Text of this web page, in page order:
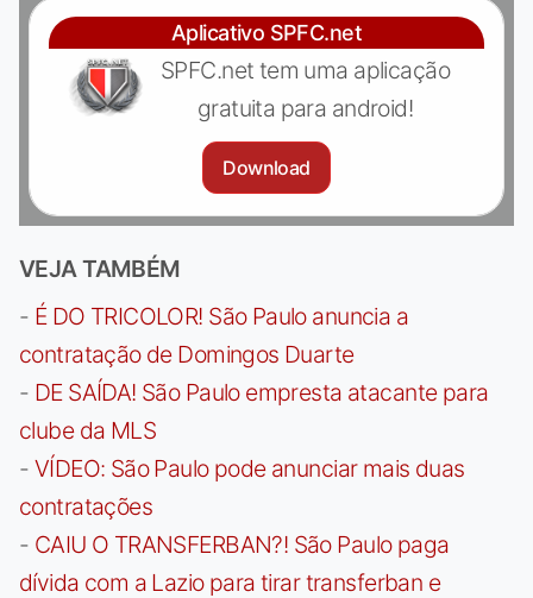
Aplicativo SPFC.net
SPFC.net tem uma aplicação
gratuita para android!
Download
VEJA TAMBÉM
- É DO TRICOLOR! São Paulo anuncia a
contratação de Domingos Duarte
- DE SAÍDA! São Paulo empresta atacante para
clube da MLS
- VÍDEO: São Paulo pode anunciar mais duas
contratações
- CAIU O TRANSFERBAN?! São Paulo paga
dívida com a Lazio para tirar transferban e